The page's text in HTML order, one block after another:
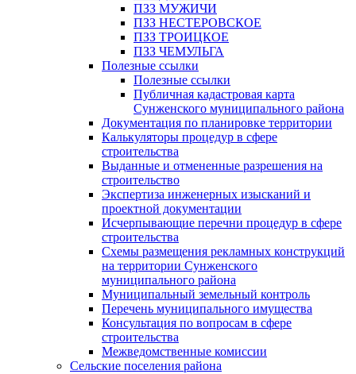
ПЗЗ МУЖИЧИ
ПЗЗ НЕСТЕРОВСКОЕ
ПЗЗ ТРОИЦКОЕ
ПЗЗ ЧЕМУЛЬГА
Полезные ссылки
Полезные ссылки
Публичная кадастровая карта
Сунженского муниципального района
Документация по планировке территории
Калькуляторы процедур в сфере
строительства
Выданные и отмененные разрешения на
строительство
Экспертиза инженерных изысканий и
проектной документации
Исчерпывающие перечни процедур в сфере
строительства
Схемы размещения рекламных конструкций
на территории Сунженского
муниципального района
Муниципальный земельный контроль
Перечень муниципального имущества
Консультация по вопросам в сфере
строительства
Межведомственные комиссии
Сельские поселения района